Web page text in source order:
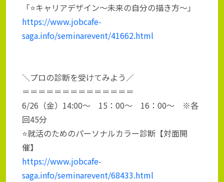
「⭐キャリアデザイン～未来の自分の描き方～」
https://www.jobcafe-
saga.info/seminarevent/41662.html
＼プロの診断を受けてみよう／
＝＝＝＝＝＝＝＝＝＝＝＝＝＝
6/26（金）14:00～ 15：00～ 16：00～ ※各
回45分
⭐就活のためのパーソナルカラー診断【対面開
催】
https://www.jobcafe-
saga.info/seminarevent/68433.html